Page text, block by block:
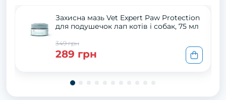
Захисна мазь Vet Expert Paw Protection
для подушечок лап котів і собак, 75 мл
349 грн
289 грн